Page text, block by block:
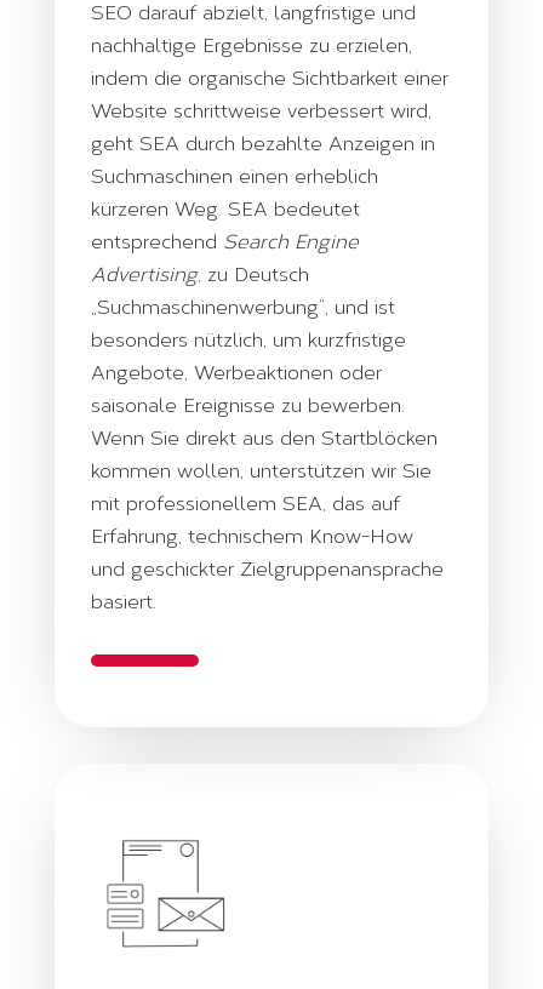
SEO darauf abzielt, langfristige und
nachhaltige Ergebnisse zu erzielen,
indem die organische Sichtbarkeit einer
Website schrittweise verbessert wird,
geht SEA durch bezahlte Anzeigen in
Suchmaschinen einen erheblich
kürzeren Weg. SEA bedeutet
entsprechend Search Engine
Advertising, zu Deutsch
„Suchmaschinenwerbung“, und ist
besonders nützlich, um kurzfristige
Angebote, Werbeaktionen oder
saisonale Ereignisse zu bewerben.
Wenn Sie direkt aus den Startblöcken
kommen wollen, unterstützen wir Sie
mit professionellem SEA, das auf
Erfahrung, technischem Know-How
und geschickter Zielgruppenansprache
basiert.